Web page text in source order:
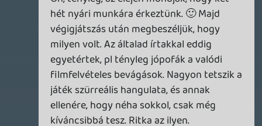
Necroman Mk2 2026.05.20 14:53:54 #210qi
Így néz ki amúgy a leányka: sm.ign.com
2026.05.20 13:53:50 #210py
Igen, és még néztem is, hogy a végső
verzióba került lányka inkább egy
nagykamasznak néz ki, nem kislánynak.
Amúgy Anselmonak vele volt az egyik